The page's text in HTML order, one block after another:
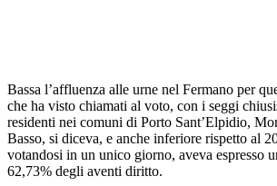
Bassa l’affluenza alle urne nel Fermano per
che ha visto chiamati al voto, con i seggi
residenti nei comuni di Porto Sant’Elpidio,
Basso, si diceva, e anche inferiore rispetto al
votandosi in un unico giorno, aveva espresso
62,73% degli aventi diritto.